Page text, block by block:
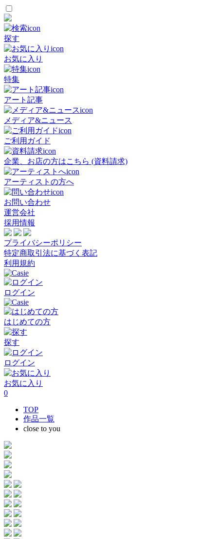
探す
お気に入り
特集
アート記事
メディア&ニュース
ご利用ガイド
企業、お店の方はこちら (資料請求)
アーティストの方へ
お問い合わせ
運営会社
採用情報
プライバシーポリシー
特定商取引法に基づく表記
利用規約
ログイン
はじめての方
探す
ログイン
お気に入り
0
TOP
作品一覧
close to you